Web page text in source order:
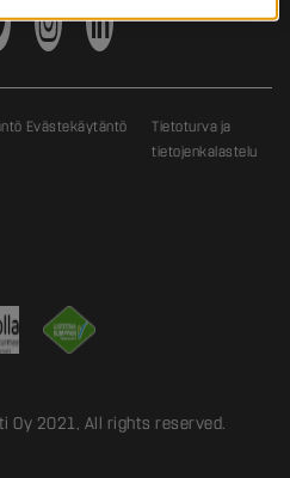
Evästekäytäntö
Tietoturva ja
tietojenkalastelu
Oy 2021, All rights reserved.